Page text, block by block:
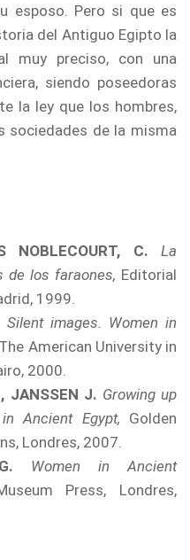
esposo. Pero si que es
del Antiguo Egipto la
muy preciso, con una
siendo poseedoras
la ley que los hombres,
sociedades de la misma
NOBLECOURT, C. La
de los faraones, Editorial
1999.
Silent images. Women in
The American University in
2000.
JANSSEN J. Growing up
Ancient Egypt, Golden
Londres, 2007.
Women in Ancient
Press, Londres,